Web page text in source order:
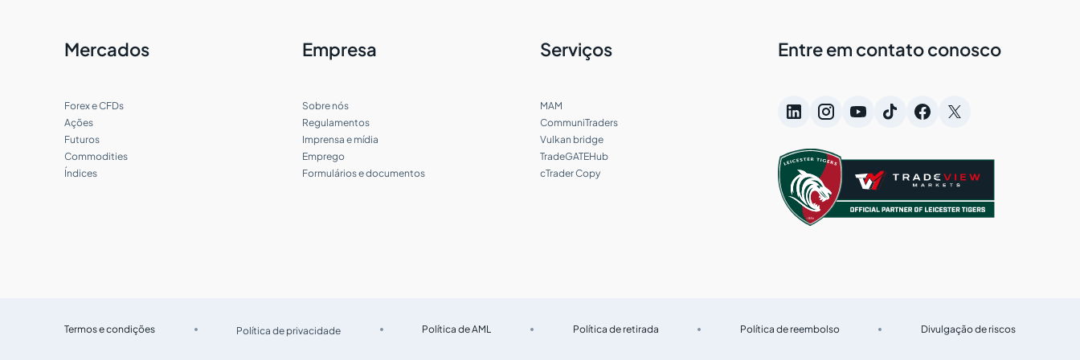
uma conta Forex e CFDs?
uma no mercado de ações?
posso abrir uma conta pela Tradeview?
Quais bolsas estão disponíveis para
Mercados
Forex e CFDs
Ações
Futuros
Commodities
Índices
Empresa
Sobre nós
Regulamentos
Imprensa e mídia
Emprego
Formulários e documentos
Serviços
MAM
CommuniTraders
Vulkan bridge
TradeGATEHub
cTrader Copy
Entre em contato conosco
Termos e condições Política de privacidade Política de AML Política de retirada Política de reembolso Divulgação de riscos